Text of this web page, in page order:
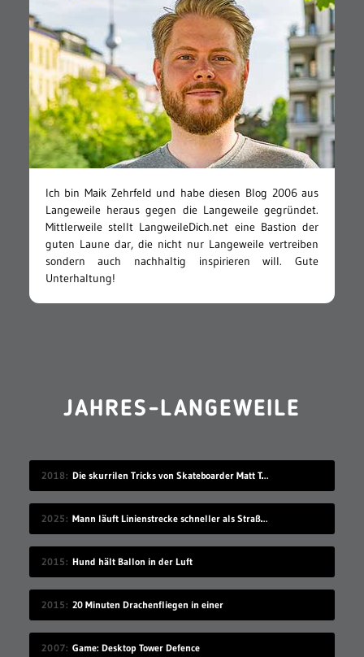
Ich bin Maik Zehrfeld und habe diesen Blog 2006 aus
Langeweile heraus gegen die Langeweile gegründet.
Mittlerweile stellt LangweileDich.net eine Bastion der
guten Laune dar, die nicht nur Langeweile vertreiben
sondern auch nachhaltig inspirieren will. Gute
Unterhaltung!
JAHRES-LANGEWEILE
2018 Die skurrilen Tricks von Skateboarder Matt Tomasello
2025 Mann läuft Linienstrecke schneller als Straßenbahn
2015 Hund hält Ballon in der Luft
2015 20 Minuten Drachenfliegen in einer
2007 Game: Desktop Tower Defence